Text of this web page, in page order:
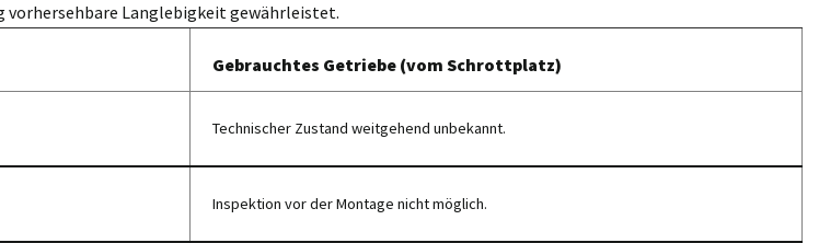
vorhersehbare Langlebigkeit gewährleistet.
Gebrauchtes Getriebe (vom Schrottplatz)
Technischer Zustand weitgehend unbekannt.
Inspektion vor der Montage nicht möglich.